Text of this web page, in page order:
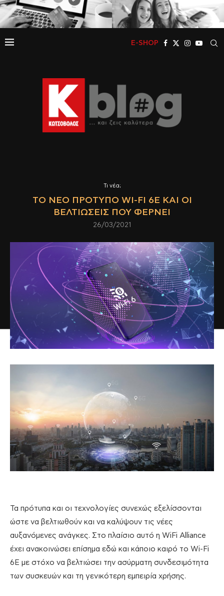
E-SHOP
Τι νέα;
ΤΟ ΝΈΟ ΠΡΌΤΥΠΟ WI-FI 6E ΚΑΙ ΟΙ
ΒΕΛΤΙΏΣΕΙΣ ΠΟΥ ΦΈΡΝΕΙ
26/03/2021
Τα πρότυπα και οι τεχνολογίες συνεχώς εξελίσσονται
ώστε να βελτιωθούν και να καλύψουν τις νέες
αυξανόμενες ανάγκες. Στο πλαίσιο αυτό η WiFi Alliance
έχει ανακοινώσει επίσημα εδώ και κάποιο καιρό το Wi-Fi
6E με στόχο να βελτιώσει την ασύρματη συνδεσιμότητα
των συσκευών και τη γενικότερη εμπειρία χρήσης.